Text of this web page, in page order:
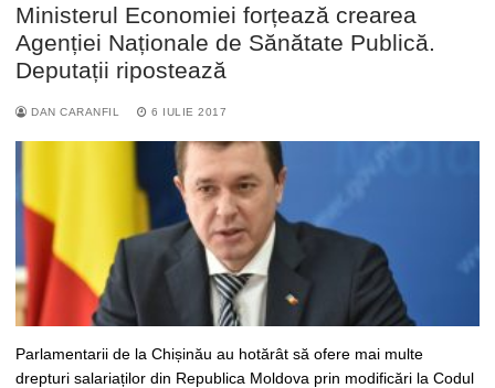
Ministerul Economiei forțează crearea
Agenției Naționale de Sănătate Publică.
Deputații ripostează
DAN CARANFIL 6 IULIE 2017
Parlamentarii de la Chișinău au hotărât să ofere mai multe
drepturi salariaților din Republica Moldova prin modificări la Codul